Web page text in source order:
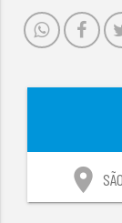
location_on